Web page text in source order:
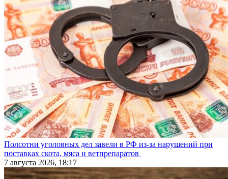
Полсотни уголовных дел завели в РФ из-за нарушений при
поставках скота, мяса и ветпрепаратов
7 августа 2026, 18:17